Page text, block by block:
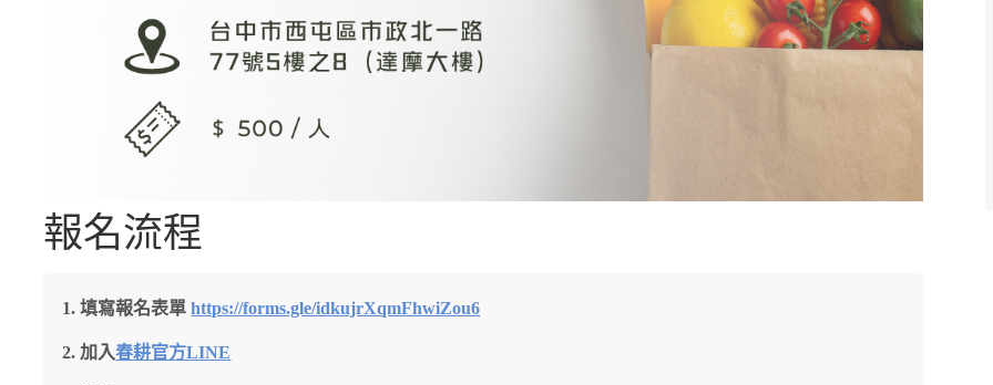
報名流程
填寫報名表單https://forms.gle/idkujrXqmFhwiZou6
加入春耕官方LINE